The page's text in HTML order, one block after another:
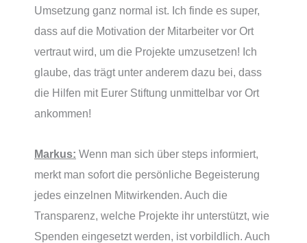
Umsetzung ganz normal ist. Ich finde es super,
dass auf die Motivation der Mitarbeiter vor Ort
vertraut wird, um die Projekte umzusetzen! Ich
glaube, das trägt unter anderem dazu bei, dass
die Hilfen mit Eurer Stiftung unmittelbar vor Ort
ankommen!
Markus: Wenn man sich über steps informiert,
merkt man sofort die persönliche Begeisterung
jedes einzelnen Mitwirkenden. Auch die
Transparenz, welche Projekte ihr unterstützt, wie
Spenden eingesetzt werden, ist vorbildlich. Auch